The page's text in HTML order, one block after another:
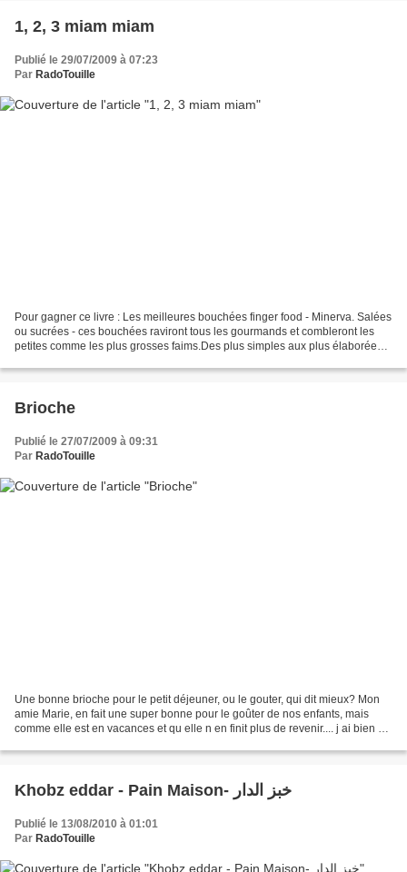
1, 2, 3 miam miam
Publié le 29/07/2009 à 07:23
Par RadoTouille
Pour gagner ce livre : Les meilleures bouchées finger food - Minerva. Salées
ou sucrées - ces bouchées raviront tous les gourmands et combleront les
petites comme les plus grosses faims.Des plus simples aux plus élaborées -
Brioche
Publié le 27/07/2009 à 09:31
Par RadoTouille
Une bonne brioche pour le petit déjeuner, ou le gouter, qui dit mieux? Mon
amie Marie, en fait une super bonne pour le goûter de nos enfants, mais
comme elle est en vacances et qu elle n en finit plus de revenir.... j ai bien du
Khobz eddar - Pain Maison- خبز الدار
Publié le 13/08/2010 à 01:01
Par RadoTouille